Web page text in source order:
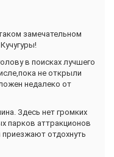
замечательном
в поисках лучшего
не открыли
недалеко от
Здесь нет громких
парков аттракционов
отдохнуть